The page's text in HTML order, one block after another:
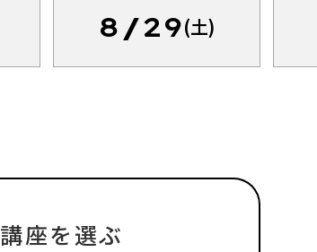
8/29(土)
講座を選ぶ